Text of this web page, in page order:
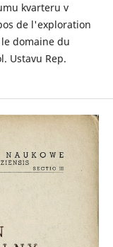
kvarteru v
de l'exploration
domaine du
Ustavu Rep.